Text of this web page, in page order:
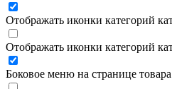
Отображать иконки категорий
Отображать иконки категорий
Боковое меню на странице товара